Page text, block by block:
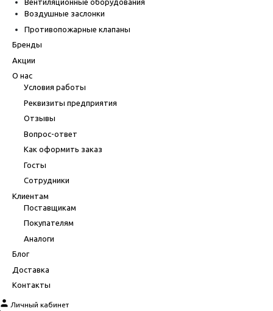
Вентиляционные оборудования
Воздушные заслонки
Противопожарные клапаны
Бренды
Акции
О нас
Условия работы
Реквизиты предприятия
Отзывы
Вопрос-ответ
Как оформить заказ
Госты
Сотрудники
Клиентам
Поставщикам
Покупателям
Аналоги
Блог
Доставка
Контакты
Личный кабинет